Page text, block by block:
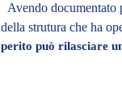
Avendo documentato
della strutura che ha
perito può rilasciare